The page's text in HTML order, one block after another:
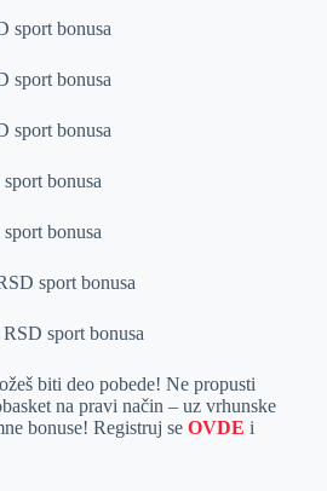
sport bonusa
sport bonusa
sport bonusa
bonusa
bonusa
sport bonusa
sport bonusa
biti deo pobede! Ne propusti
na pravi način – uz vrhunske
bonuse! Registruj se OVDE i